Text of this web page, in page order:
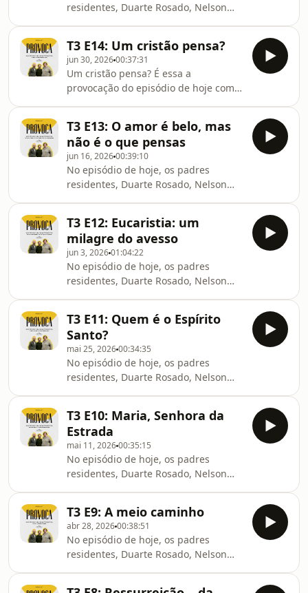
residentes, Duarte Rosado, Nelson
🙏-⁠⁠⁠⁠⁠⁠#jesuitas⁠⁠⁠⁠⁠⁠ ⁠⁠⁠⁠⁠⁠⁠⁠⁠⁠⁠⁠#companhiadejesus⁠⁠⁠⁠⁠⁠ ⁠⁠⁠⁠⁠⁠#provocasj⁠⁠⁠⁠⁠⁠
T3 E14: Um cristão pensa?
jun 30, 202600:37:31
Um cristão pensa? É essa a
provocação do episódio de hoje com
🙏-⁠⁠⁠⁠⁠#jesuitas⁠⁠⁠⁠⁠ ⁠⁠⁠⁠⁠⁠⁠⁠⁠#companhiadejesus⁠⁠⁠⁠⁠ ⁠⁠⁠⁠⁠#provocasj⁠⁠⁠⁠⁠
T3 E13: O amor é belo, mas
não é o que pensas
jun 16, 202600:39:10
No episódio de hoje, os padres
residentes, Duarte Rosado, Nelson
🙏-⁠⁠⁠⁠#jesuitas⁠⁠⁠⁠ ⁠⁠⁠⁠⁠⁠#companhiadejesus⁠⁠⁠⁠ ⁠⁠⁠⁠#provocasj⁠⁠⁠⁠
T3 E12: Eucaristia: um
milagre do avesso
jun 3, 202601:04:22
No episódio de hoje, os padres
residentes, Duarte Rosado, Nelson
🙏-⁠⁠⁠⁠#jesuitas⁠⁠⁠⁠ ⁠⁠⁠⁠⁠⁠#companhiadejesus⁠⁠⁠⁠ ⁠⁠⁠⁠#provocasj⁠⁠⁠⁠
T3 E11: Quem é o Espírito
Santo?
mai 25, 202600:34:35
No episódio de hoje, os padres
residentes, Duarte Rosado, Nelson
🙏-⁠⁠⁠⁠#jesuitas⁠⁠⁠⁠ ⁠⁠⁠⁠⁠⁠#companhiadejesus⁠⁠⁠⁠ ⁠⁠⁠⁠#provocasj⁠⁠⁠⁠
T3 E10: Maria, Senhora da
Estrada
mai 11, 202600:35:15
No episódio de hoje, os padres
residentes, Duarte Rosado, Nelson
Deus, mãe de todos nós.
🙏-⁠⁠⁠⁠#jesuitas⁠⁠⁠⁠ ⁠⁠⁠⁠⁠⁠#companhiadejesus⁠⁠⁠⁠ ⁠⁠⁠⁠#provocasj⁠⁠⁠⁠
T3 E9: A meio caminho
abr 28, 202600:38:51
No episódio de hoje, os padres
residentes, Duarte Rosado, Nelson